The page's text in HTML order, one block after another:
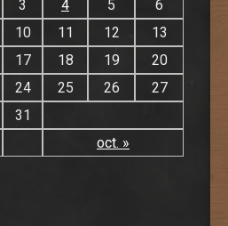
oct. »
3 4 5
6
10 11 12
13
17 18 19
20
24 25 26
27
31